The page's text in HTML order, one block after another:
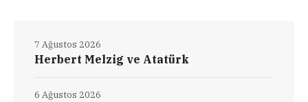
Herbert Melzig ve Atatürk
7 Ağustos 2026
6 Ağustos 2026